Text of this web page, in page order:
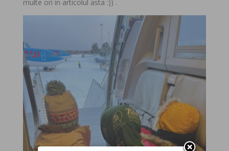
multe ori in articolul asta :)) .